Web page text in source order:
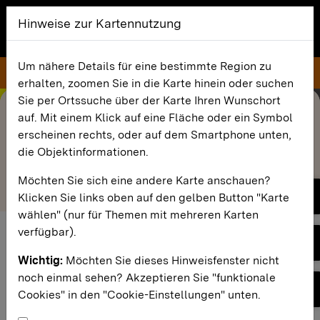
home search
menuSonne
printAnsicht drucken
arrow_back
Zurück
{{feature.title}}
ausgewähltes Objekt.
{{#createDataGroupEntries feature}} {{{body}}}
Datenanpassung
Haben Sie Anmerkungen?
Hinweise zur Kartennutzung
Um nähere Details für eine bestimmte Region zu
erhalten, zoomen Sie in die Karte hinein oder suchen
Sie per Ortssuche über der Karte Ihren Wunschort
auf. Mit einem Klick auf eine Fläche oder ein Symbol
erscheinen rechts, oder auf dem Smartphone unten,
die Objektinformationen.
Möchten Sie sich eine andere Karte anschauen?
Klicken Sie links oben auf den gelben Button "Karte
wählen" (nur für Themen mit mehreren Karten
verfügbar).
Wichtig: Möchten Sie dieses Hinweisfenster nicht
noch einmal sehen? Akzeptieren Sie "funktionale
Cookies" in den "Cookie-Einstellungen" unten.